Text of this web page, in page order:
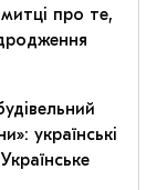
про те,
українські